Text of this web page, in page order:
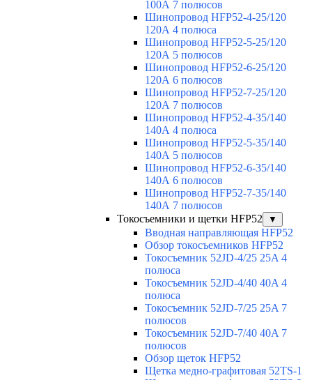
100А 7 полюсов
Шинопровод HFP52-4-25/120
120А 4 полюса
Шинопровод HFP52-5-25/120
120А 5 полюсов
Шинопровод HFP52-6-25/120
120А 6 полюсов
Шинопровод HFP52-7-25/120
120А 7 полюсов
Шинопровод HFP52-4-35/140
140А 4 полюса
Шинопровод HFP52-5-35/140
140А 5 полюсов
Шинопровод HFP52-6-35/140
140А 6 полюсов
Шинопровод HFP52-7-35/140
140А 7 полюсов
Токосъемники и щетки HFP52
▼
Вводная направляющая HFP52
Обзор токосъемников HFP52
Токосъемник 52JD-4/25 25A 4
полюса
Токосъемник 52JD-4/40 40A 4
полюса
Токосъемник 52JD-7/25 25A 7
полюсов
Токосъемник 52JD-7/40 40A 7
полюсов
Обзор щеток HFP52
Щетка медно-графитовая 52TS-1